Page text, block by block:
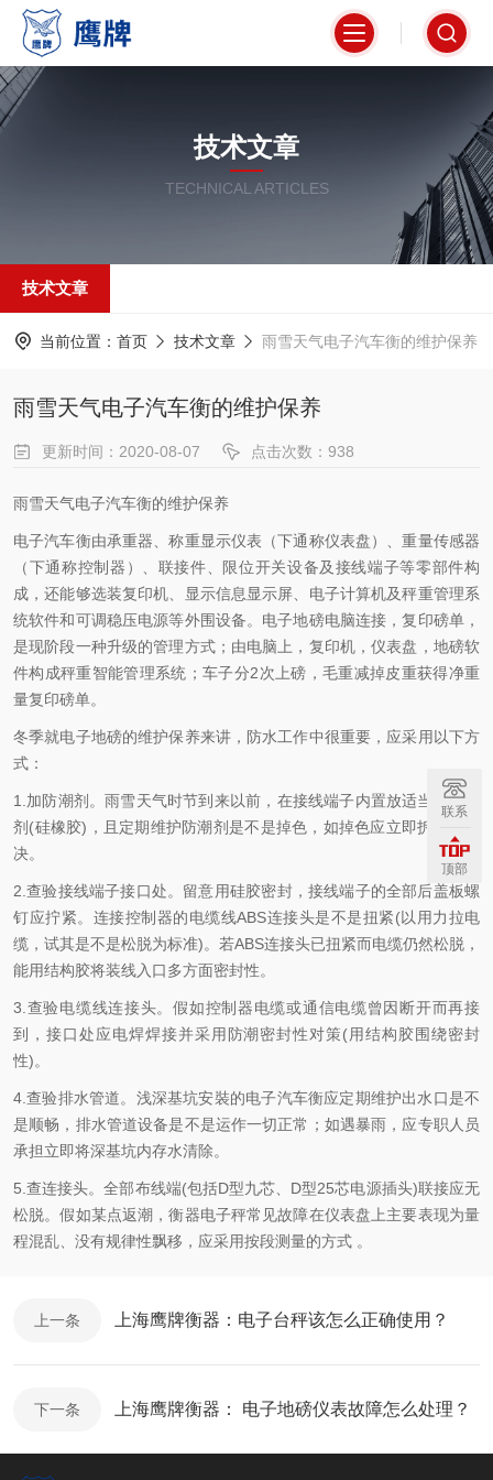
技术文章
TECHNICAL ARTICLES
技术文章
当前位置： 首页 技术文章 雨雪天气电子汽车衡的维护保养
雨雪天气电子汽车衡的维护保养
更新时间：2020-08-07 点击次数：938
雨雪天气电子汽车衡的维护保养
电子汽车衡由承重器、称重显示仪表（下通称仪表盘）、重量传感器
（下通称控制器）、联接件、限位开关设备及接线端子等零部件构
成，还能够选装复印机、显示信息显示屏、电子计算机及秤重管理系
统软件和可调稳压电源等外围设备。电子地磅电脑连接，复印磅单，
是现阶段一种升级的管理方式；由电脑上，复印机，仪表盘，地磅软
件构成秤重智能管理系统；车子分2次上磅，毛重减掉皮重获得净重
量复印磅单。
冬季就电子地磅的维护保养来讲，防水工作中很重要，应采用以下方
式：
1.加防潮剂。雨雪天气时节到来以前，在接线端子内置放适当的防潮
剂(硅橡胶)，且定期维护防潮剂是不是掉色，如掉色应立即拆换或解
决。
2.查验接线端子接口处。留意用硅胶密封，接线端子的全部后盖板螺
钉应拧紧。连接控制器的电缆线ABS连接头是不是扭紧(以用力拉电
缆，试其是不是松脱为标准)。若ABS连接头已扭紧而电缆仍然松脱，
能用结构胶将装线入口多方面密封性。
3.查验电缆线连接头。假如控制器电缆或通信电缆曾因断开而再接
到，接口处应电焊焊接并采用防潮密封性对策(用结构胶围绕密封
性)。
4.查验排水管道。浅深基坑安裝的电子汽车衡应定期维护出水口是不
是顺畅，排水管道设备是不是运作一切正常；如遇暴雨，应专职人员
承担立即将深基坑内存水清除。
5.查连接头。全部布线端(包括D型九芯、D型25芯电源插头)联接应无
松脱。假如某点返潮，衡器电子秤常见故障在仪表盘上主要表现为量
程混乱、没有规律性飘移，应采用按段测量的方式 。
上一条 上海鹰牌衡器：电子台秤该怎么正确使用？
下一条 上海鹰牌衡器： 电子地磅仪表故障怎么处理？
联系
顶部